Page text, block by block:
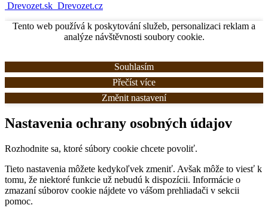
Drevozet.sk Drevozet.cz
Tento web používá k poskytování služeb, personalizaci reklam a
analýze návštěvnosti soubory cookie.
Souhlasím
Přečíst více
Změnit nastavení
Nastavenia ochrany osobných údajov
Rozhodnite sa, ktoré súbory cookie chcete povoliť.
Tieto nastavenia môžete kedykoľvek zmeniť. Avšak môže to viesť k
tomu, že niektoré funkcie už nebudú k dispozícii. Informácie o
zmazaní súborov cookie nájdete vo vášom prehliadači v sekcii
pomoc.